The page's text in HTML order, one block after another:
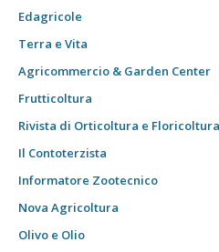
Edagricole
Terra e Vita
Agricommercio & Garden Center
Frutticoltura
Rivista di Orticoltura e Floricoltura
Il Contoterzista
Informatore Zootecnico
Nova Agricoltura
Olivo e Olio